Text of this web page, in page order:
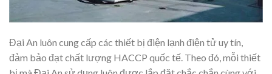
Đại An luôn cung cấp các thiết bị điện lạnh điện tử uy tín,
đảm bảo đạt chất lượng HACCP quốc tế. Theo đó, mỗi thiết